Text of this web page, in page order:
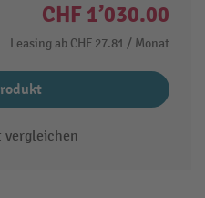
CHF 1’030.00
Leasing ab CHF 27.81 / Monat
vergleichen